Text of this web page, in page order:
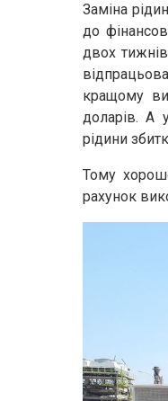
Заміна
до
двох тижнів
кращому
доларів. А
рідини
Тому
рахунок